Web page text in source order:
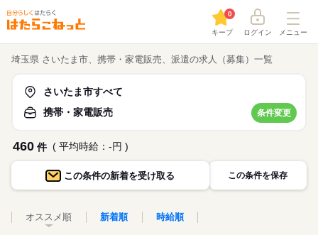
キープ
0
ログイン メニュー
埼玉県 さいたま市、携帯・家電販売、派遣の求人（募集）一覧
さいたま市すべて
携帯・家電販売
条件変更
460 件 ( 平均時給：-円 )
この条件の新着を受け取る この条件を保存
オススメ順 新着順 時給順